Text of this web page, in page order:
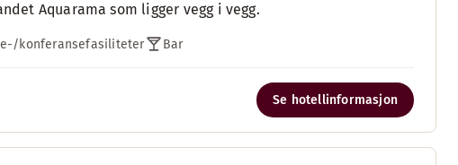
Aquarama som ligger vegg i vegg.
konferansefasiliteter Bar
Se hotellinformasjon